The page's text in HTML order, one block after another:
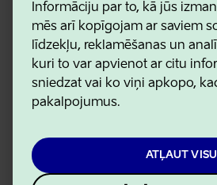
Informāciju par to, kā jūs
mēs arī kopīgojam ar saviem
līdzekļu, reklamēšanas un
kuri to var apvienot ar citu
sniedzat vai ko viņi apkopo,
pakalpojumus.
ATĻAUT VISU